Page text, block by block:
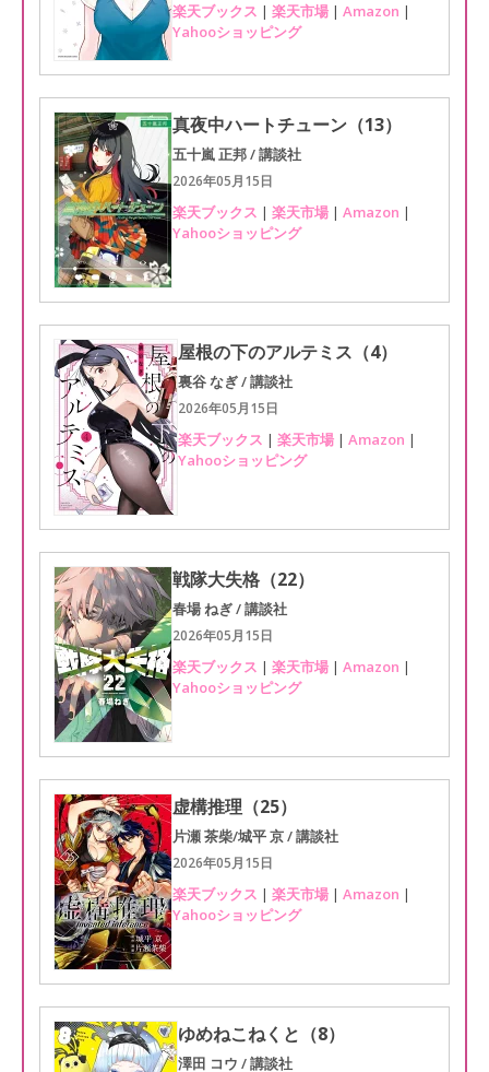
楽天ブックス | 楽天市場 | Amazon |
Yahooショッピング
真夜中ハートチューン（13）
五十嵐 正邦 / 講談社
2026年05月15日
楽天ブックス | 楽天市場 | Amazon |
Yahooショッピング
屋根の下のアルテミス（4）
裏谷 なぎ / 講談社
2026年05月15日
楽天ブックス | 楽天市場 | Amazon |
Yahooショッピング
戦隊大失格（22）
春場 ねぎ / 講談社
2026年05月15日
楽天ブックス | 楽天市場 | Amazon |
Yahooショッピング
虚構推理（25）
片瀬 茶柴/城平 京 / 講談社
2026年05月15日
楽天ブックス | 楽天市場 | Amazon |
Yahooショッピング
ゆめねこねくと（8）
澤田 コウ / 講談社